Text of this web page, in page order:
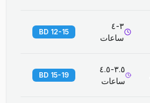
٣-٤
ساعات
12-15 BD
٣.٥-٤.٥
ساعات
15-19 BD